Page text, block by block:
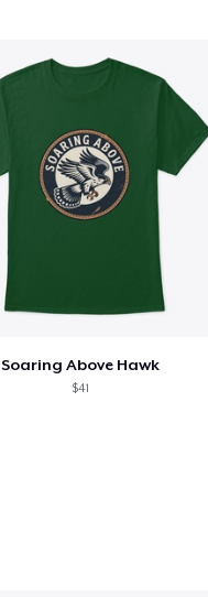
Soaring Above Hawk
$41